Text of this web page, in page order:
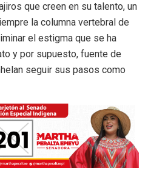
que creen en su talento, un
la columna vertebral de
el estigma que se ha
y por supuesto, fuente de
seguir sus pasos como